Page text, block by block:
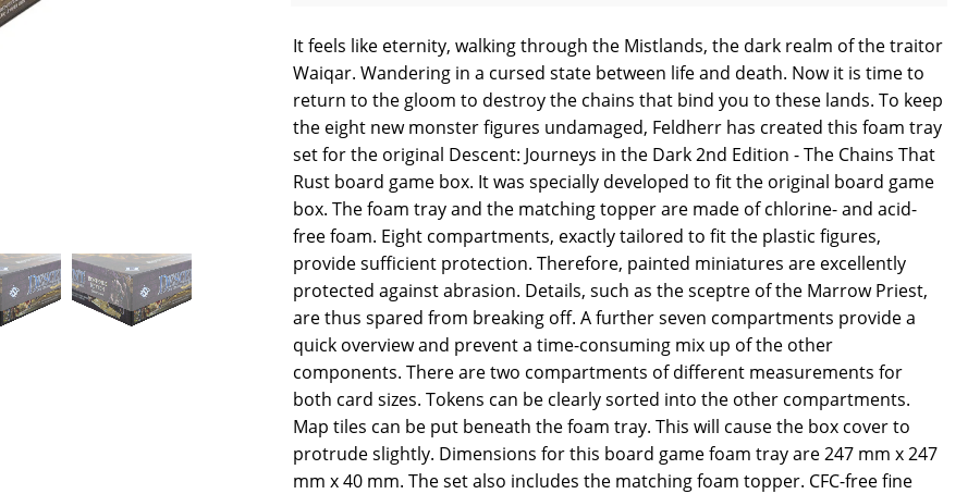
It feels like eternity, walking through the Mistlands, the dark realm of the traitor
Waiqar. Wandering in a cursed state between life and death. Now it is time to
return to the gloom to destroy the chains that bind you to these lands. To keep
the eight new monster figures undamaged, Feldherr has created this foam tray
set for the original Descent: Journeys in the Dark 2nd Edition - The Chains That
Rust board game box. It was specially developed to fit the original board game
box. The foam tray and the matching topper are made of chlorine- and acid-
free foam. Eight compartments, exactly tailored to fit the plastic figures,
provide sufficient protection. Therefore, painted miniatures are excellently
protected against abrasion. Details, such as the sceptre of the Marrow Priest,
are thus spared from breaking off. A further seven compartments provide a
quick overview and prevent a time-consuming mix up of the other
components. There are two compartments of different measurements for
both card sizes. Tokens can be clearly sorted into the other compartments.
Map tiles can be put beneath the foam tray. This will cause the box cover to
protrude slightly. Dimensions for this board game foam tray are 247 mm x 247
mm x 40 mm. The set also includes the matching foam topper. CFC-free fine